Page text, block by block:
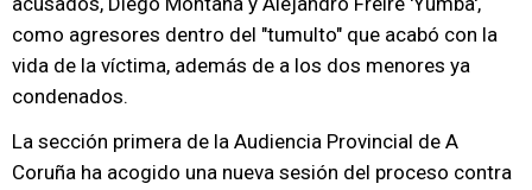
como agresores dentro del "tumulto" que acabó con la
vida de la víctima, además de a los dos menores ya
condenados.
La sección primera de la Audiencia Provincial de A
Coruña ha acogido una nueva sesión del proceso contra